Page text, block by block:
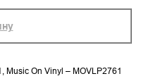
Music On Vinyl – MOVLP2761